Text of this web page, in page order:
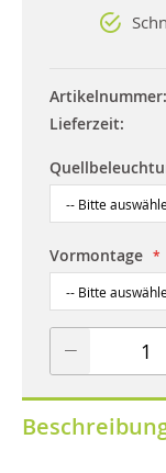
Artikelnummer
Lieferzeit
Vormontage